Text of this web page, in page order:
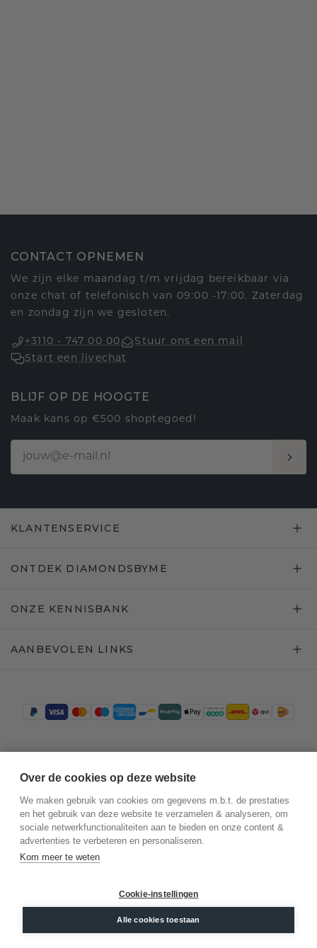
CONTACT OPNEMEN
We zijn elke maandag t/m vrijdag bereikbaar via
onze chat of telefonisch van 09:00 -17:00. Zaterdag
en zondag zijn we gesloten.
+3110 - 747 00 00
Stuur ons een mail
Start een livechat
BLIJF OP DE HOOGTE
Maak kans op €500 shoptegoed!
KLANTENSERVICE
ONTDEK DIAMONDSBYME
ONZE KENNISBANK
AANBEVOLEN LINKS
©2026.DiamondsByMe
Algemene voorwaarden
Over de cookies op deze website
We maken gebruik van cookies om gegevens m.b.t. de prestaties
en het gebruik van deze website te verzamelen & analyseren, om
sociale netwerkfunctionaliteiten aan te bieden en onze content &
advertenties te verbeteren en personaliseren.
Kom meer te weten
Cookie-instellingen
Alle cookies toestaan